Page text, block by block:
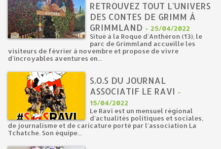
RETROUVEZ TOUT L'UNIVERS
DES CONTES DE GRIMM À
GRIMMLAND - 25/04/2022
Situé à la Roque d'Anthéron (13), le
parc de Grimmland accueille les
visiteurs de février à novembre et propose de vivre
d'incroyables aventures en...
S.O.S DU JOURNAL
ASSOCIATIF LE RAVI -
15/04/2022
Le Ravi est un mensuel régional
d'actualités politiques et sociales,
de journalisme et de caricature porté par l'association La
Tchatche. Son équipe...